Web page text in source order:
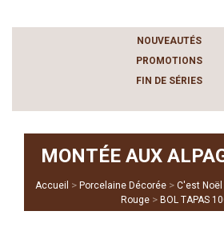
NOUVEAUTÉS
PROMOTIONS
FIN DE SÉRIES
MONTÉE AUX
Accueil > Porcelaine Décorée > C'est Noël
Rouge > BOL TAPAS